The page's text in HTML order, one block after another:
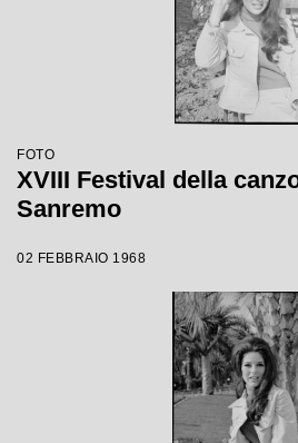
FOTO
XVIII Festival della
Sanremo
02 FEBBRAIO 1968